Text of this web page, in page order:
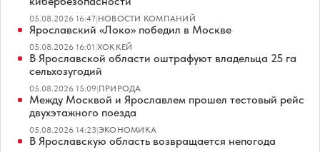
05.08.2026 16:47|НОВОСТИ КОМПАНИЙ
Ярославский «Локо» победил в Москве
05.08.2026 16:01|ХОККЕЙ
В Ярославской области оштрафуют владельца 25 га
сельхозугодий
05.08.2026 15:09|ПРИРОДА
Между Москвой и Ярославлем прошел тестовый рейс
двухэтажного поезда
05.08.2026 14:23|ЭКОНОМИКА
В Ярославскую область возвращается непогода